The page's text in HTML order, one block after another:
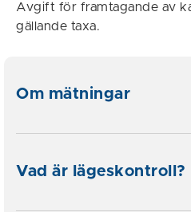
Avgift för framtagande av
gällande taxa.
Om mätningar
Vad är lägeskontroll?